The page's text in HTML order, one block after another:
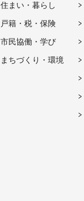
住まい・暮らし
戸籍・税・保険
市民協働・学び
まちづくり・環境